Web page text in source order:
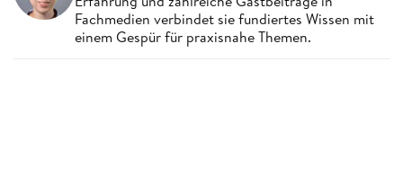
Fachmedien verbindet sie fundiertes Wissen mit
einem Gespür für praxisnahe Themen.